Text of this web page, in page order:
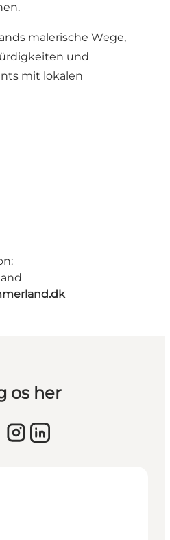
malerische Wege,
und
mit lokalen
os her